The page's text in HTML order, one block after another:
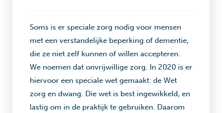
Soms is er speciale zorg nodig voor mensen
met een verstandelijke beperking of dementie,
die ze niet zelf kunnen of willen accepteren.
We noemen dat onvrijwillige zorg. In 2020 is er
hiervoor een speciale wet gemaakt: de Wet
zorg en dwang. Die wet is best ingewikkeld, en
lastig om in de praktijk te gebruiken. Daarom